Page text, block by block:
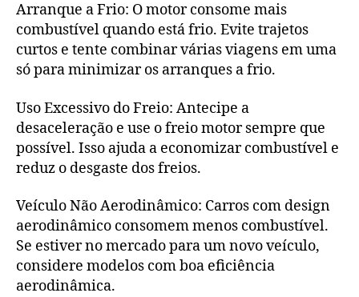
Arranque a Frio: O motor consome mais
combustível quando está frio. Evite trajetos
curtos e tente combinar várias viagens em uma
só para minimizar os arranques a frio.
Uso Excessivo do Freio: Antecipe a
desaceleração e use o freio motor sempre que
possível. Isso ajuda a economizar combustível e
reduz o desgaste dos freios.
Veículo Não Aerodinâmico: Carros com design
aerodinâmico consomem menos combustível.
Se estiver no mercado para um novo veículo,
considere modelos com boa eficiência
aerodinâmica.